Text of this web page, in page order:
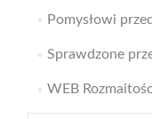
Pomysłowi
Sprawdzone
WEB